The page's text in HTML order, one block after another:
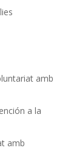
amb
a la
amb